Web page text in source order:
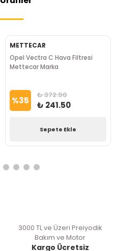
METTECAR
Opel Vectra C Hava Filtresi
Mettecar Marka
%35 ₺ 372.90
₺ 241.50
Sepete Ekle
3000 TL ve Üzeri Preiyodik
Bakım ve Motor
Kargo Ücretsiz